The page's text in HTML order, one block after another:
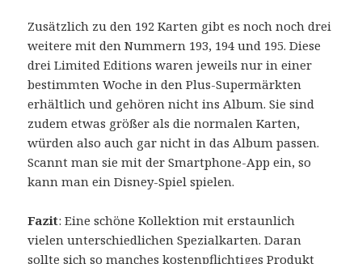
Zusätzlich zu den 192 Karten gibt es noch noch drei
weitere mit den Nummern 193, 194 und 195. Diese
drei Limited Editions waren jeweils nur in einer
bestimmten Woche in den Plus-Supermärkten
erhältlich und gehören nicht ins Album. Sie sind
zudem etwas größer als die normalen Karten,
würden also auch gar nicht in das Album passen.
Scannt man sie mit der Smartphone-App ein, so
kann man ein Disney-Spiel spielen.
Fazit: Eine schöne Kollektion mit erstaunlich
vielen unterschiedlichen Spezialkarten. Daran
sollte sich so manches kostenpflichtiges Produkt